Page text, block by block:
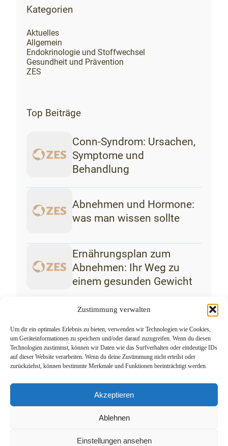
Zustimmung verwalten
Um dir ein optimales Erlebnis zu bieten, verwenden wir Technologien wie Cookies,
um Geräteinformationen zu speichern und/oder darauf zuzugreifen. Wenn du diesen
Technologien zustimmst, können wir Daten wie das Surfverhalten oder eindeutige IDs
auf dieser Website verarbeiten. Wenn du deine Zustimmung nicht erteilst oder
zurückziehst, können bestimmte Merkmale und Funktionen beeinträchtigt werden.
Akzeptieren
Ablehnen
Einstellungen ansehen
Kategorien
Aktuelles
Allgemein
Endokrinologie und Stoffwechsel
Gesundheit und Prävention
ZES
Top Beiträge
Conn-Syndrom: Ursachen,
Symptome und
Behandlung
Abnehmen und Hormone:
was man wissen sollte
Ernährungsplan zum
Abnehmen: Ihr Weg zu
einem gesunden Gewicht
Zentrum für Endokrinologie und Stoffwechsel
©2026 ZES – Zentrum für Endokrinologie und Stoffwechsel
Datenschutzerklaerung